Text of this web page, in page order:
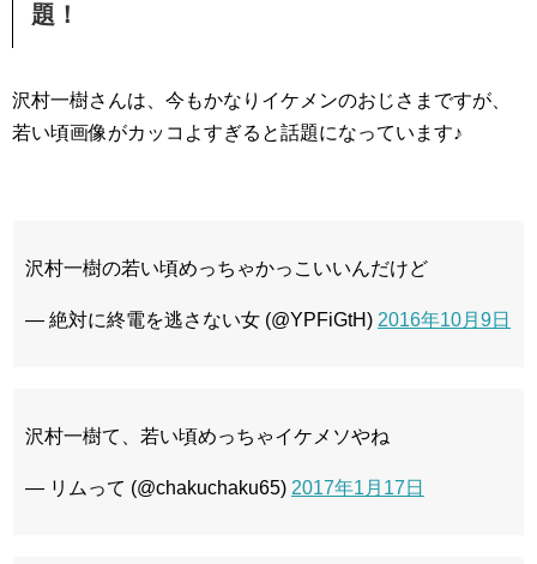
題！
沢村一樹さんは、今もかなりイケメンのおじさまですが、
若い頃画像がカッコよすぎると話題になっています♪
沢村一樹の若い頃めっちゃかっこいいんだけど
— 絶対に終電を逃さない女 (@YPFiGtH) 2016年10月9日
沢村一樹て、若い頃めっちゃイケメソやね
— リムって (@chakuchaku65) 2017年1月17日